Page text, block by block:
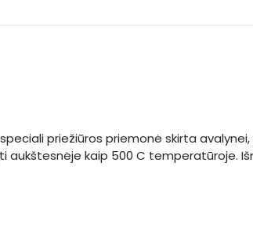
priežiūros priemonė skirta
aukštesnėje kaip 500 C temperatūroje.